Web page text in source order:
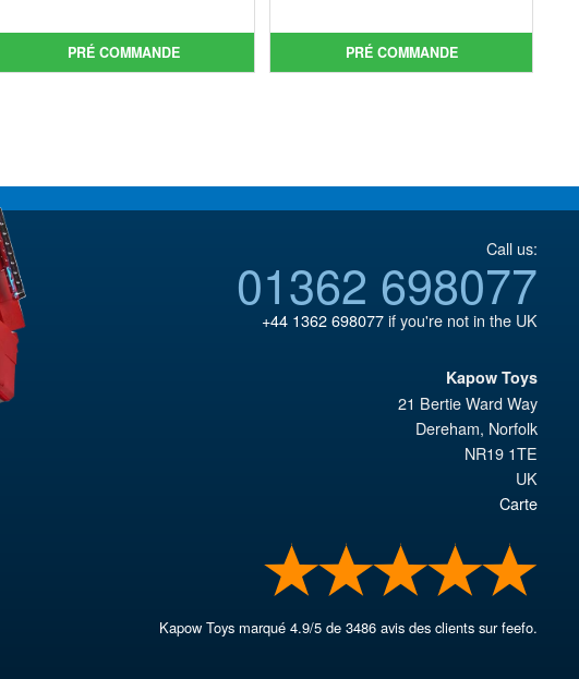
était :
€98.34.
actuel
est :
PRÉ COMMANDE
était :
€110.64.
actuel
est :
PRÉ COMMANDE
Call us:
01362 698077
+44 1362 698077if you're not in the UK
Kapow Toys
21 Bertie Ward Way
Dereham, Norfolk
NR19 1TE
UK
Carte
Kapow Toys marqué4.9/5 de3486 avis des clients sur feefo.